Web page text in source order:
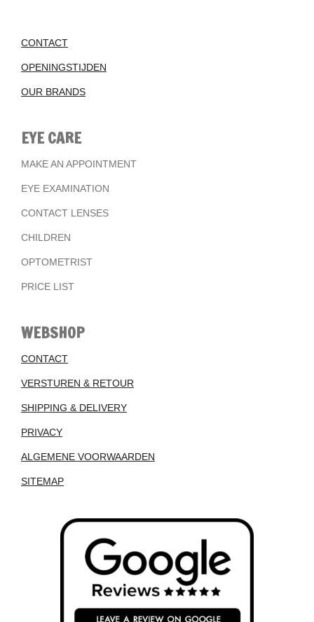
CONTACT
OPENINGSTIJDEN
OUR BRANDS
EYE CARE
MAKE AN APPOINTMENT
EYE EXAMINATION
CONTACT LENSES
CHILDREN
OPTOMETRIST
PRICE LIST
WEBSHOP
CONTACT
VERSTUREN & RETOUR
SHIPPING & DELIVERY
PRIVACY
ALGEMENE VOORWAARDEN
SITEMAP